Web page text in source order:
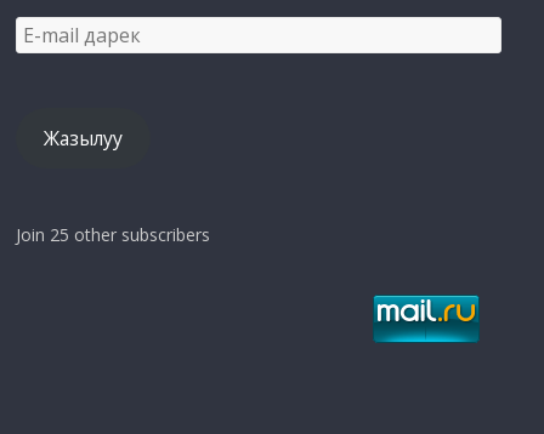
E-
mail
Жазылуу
Join 25 other subscribers